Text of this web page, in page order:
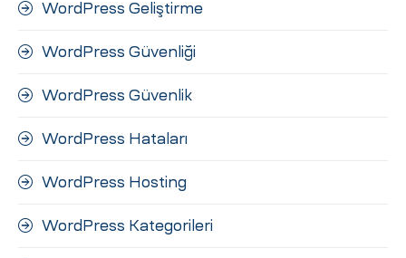
WordPress Geliştirme
WordPress Güvenliği
WordPress Güvenlik
WordPress Hataları
WordPress Hosting
WordPress Kategorileri